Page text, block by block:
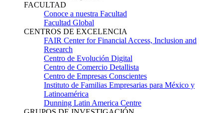
FACULTAD
Conoce a nuestra Facultad
Facultad Global
CENTROS DE EXCELENCIA
FAIR Center for Financial Access, Inclusion and
Research
Centro de Evolución Digital
Centro de Comercio Detallista
Centro de Empresas Conscientes
Instituto de Familias Empresarias para México y
Latinoamérica
Dunning Latin America Centre